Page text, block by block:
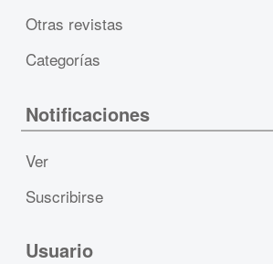
Otras revistas
Categorías
Notificaciones
Ver
Suscribirse
Usuario